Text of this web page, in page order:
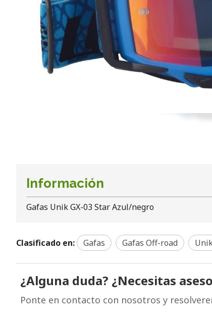
Información
Gafas Unik GX-03 Star Azul/negro
Clasificado en: Gafas Gafas Off-road
¿Alguna duda? ¿Necesitas
Ponte en contacto con nosotros y